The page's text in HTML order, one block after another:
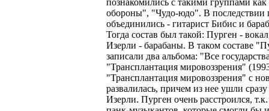
обороны", "Чудо-юдо". В последствии
объединились - гитарист Бибис и
Тогда состав был такой: Пурген -
Изерли - барабаны. В таком составе
записали два альбома: "Все
"Трансплантация мировоззрения"
"Трансплантация мировоззрения" с
развалилась, причем из нее ушли
Изерли. Пурген очень расстроился,